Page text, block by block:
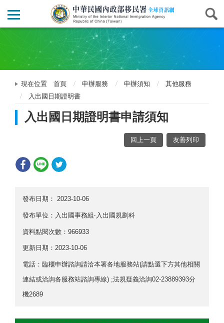
現在位置 首頁 申辦服務 申辦須知
其他服務
入出國日期證明書
入出國日期證明書申請須知
回上一頁 友善列印
發布日期： 2023-10-06
發布單位：入出國事務組‧入出國規劃科
資料點閱次數：966933
更新日期： 2023-10-06
電話：臨櫃申辦諮詢請洽本署各地服務站(請點選下方其他相關
連結或洽詢各服務站諮詢專線) ;法規疑義洽詢02-23889393分
機2689